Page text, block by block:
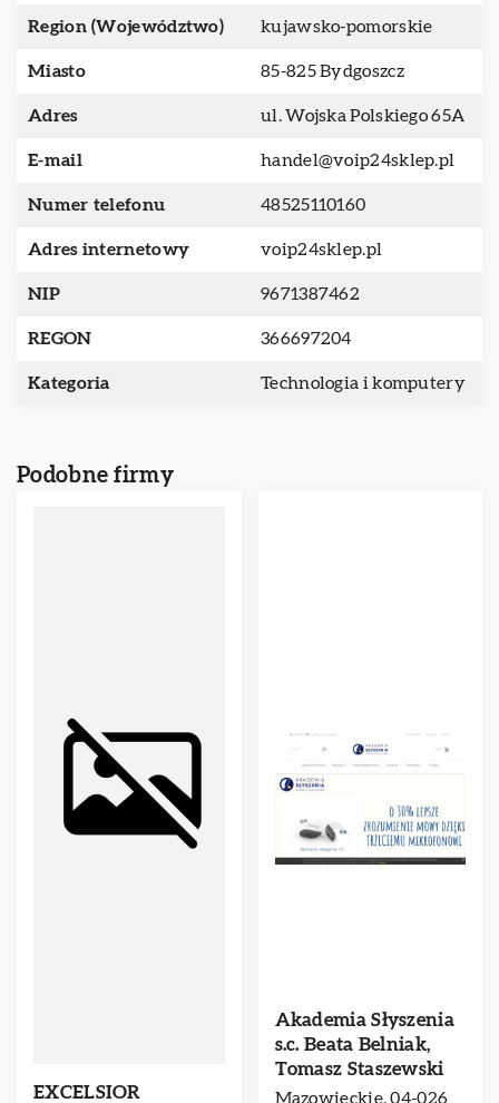
Region (Województwo) kujawsko-pomorskie
Miasto 85-825 Bydgoszcz
Adres ul. Wojska Polskiego 65A
E-mail handel@voip24sklep.pl
Numer telefonu 48525110160
Adres internetowy voip24sklep.pl
NIP 9671387462
REGON 366697204
Kategoria Technologia i komputery
Podobne firmy
EXCELSIOR
Akademia Słyszenia
s.c. Beata Belniak,
Tomasz Staszewski
Mazowieckie, 04-026